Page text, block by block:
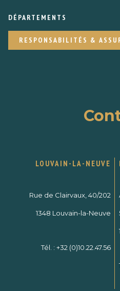
DÉPARTEMENTS
RESPONSABILITÉS &
LOUVAIN-LA-NEUVE
Rue de Clairvaux, 40/202
1348 Louvain-la-Neuve
Tél. : +32 (0)10.22.47.56